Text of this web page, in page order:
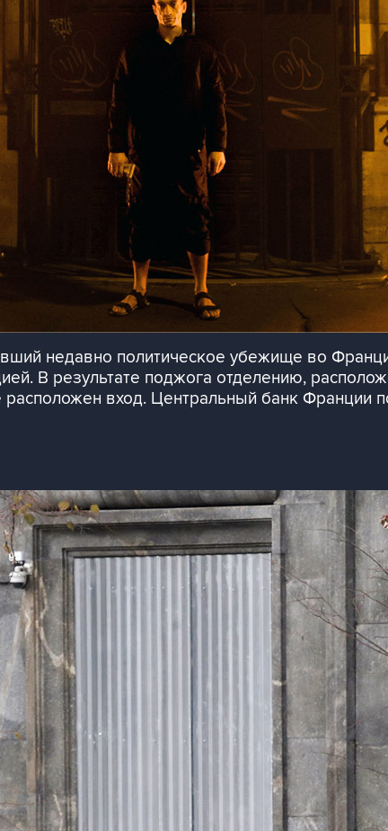
недавно политическое убежище во
В результате поджога отделению,
расположен вход. Центральный банк Франции